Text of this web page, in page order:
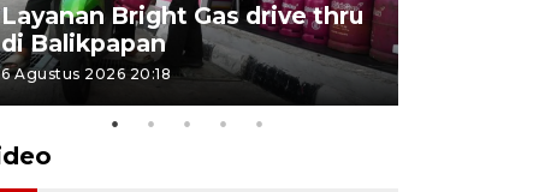
Layanan Bright Gas drive thru
di Balikpapan
6 Agustus 2026 20:18